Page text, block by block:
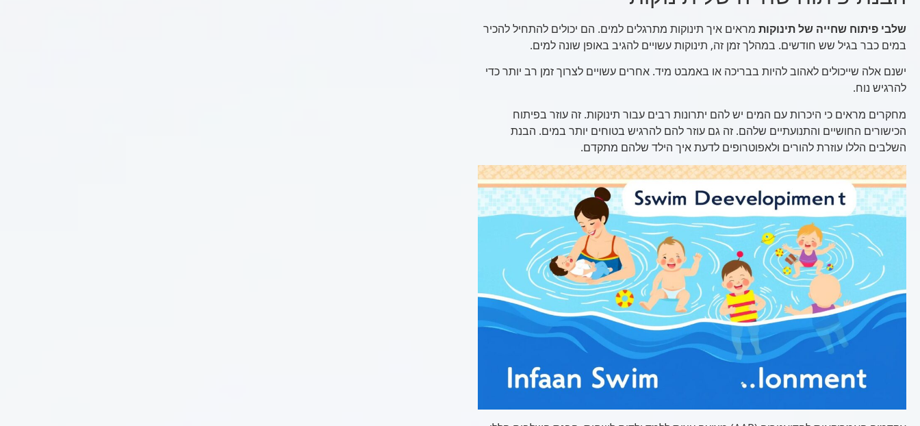
שלבי פיתוח שחייה של תינוקות מראים איך תינוקות מתרגלים למים. הם יכולים להתחיל להכיר
במים כבר בגיל שש חודשים. במהלך זמן זה, תינוקות עשויים להגיב באופן שונה למים.
ישנם אלה שייכולים לאהוב להיות בבריכה או באמבט מיד. אחרים עשויים לצרוך זמן רב יותר כדי
להרגיש נוח.
מחקרים מראים כי היכרות עם המים יש להם יתרונות רבים עבור תינוקות. זה עוזר בפיתוח
הכישורים החושיים והתנועתיים שלהם. זה גם עוזר להם להרגיש בטוחים יותר במים. הבנת
השלבים הללו עוזרת להורים ולאפוטרופים לדעת איך הילד שלהם מתקדם.